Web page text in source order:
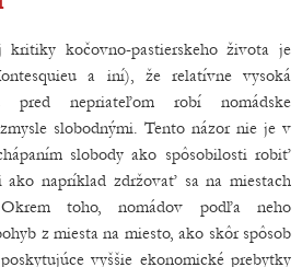
kritiky kočovno-pastierskeho života je
a iní), že relatívne vysoká
nepriateľom robí nomádske
slobodnými. Tento názor nie je v
slobody ako spôsobilosti robiť
ako napríklad zdržovať sa na miestach
toho, nomádov podľa neho
z miesta na miesto, ako skôr spôsob
vyššie ekonomické prebytky